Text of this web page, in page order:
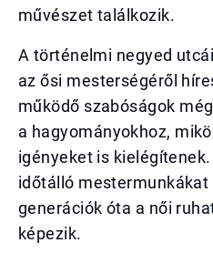
művészet találkozik.
A történelmi negyed
az ősi mesterségéről
működő szabóságok
a hagyományokhoz,
igényeket is
időtálló
generációk óta a női
képezik.